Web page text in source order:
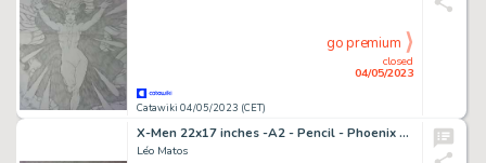
Catawiki 04/05/2023 (CET)
closed
04/05/2023
go premium
X-Men 22x17 inches -A2 - Pencil - Phoenix VS Binary - Page volante - Exemplaire unique - (2013)
Léo Matos